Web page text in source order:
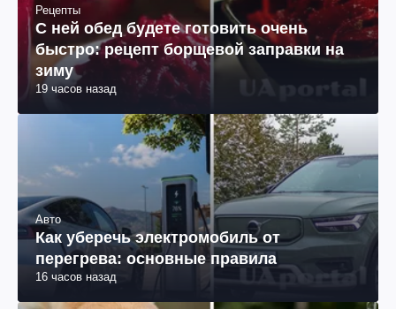
Рецепты
С ней обед будете готовить очень
быстро: рецепт борщевой заправки на
зиму
19 часов назад
Авто
Как уберечь электромобиль от
перегрева: основные правила
16 часов назад